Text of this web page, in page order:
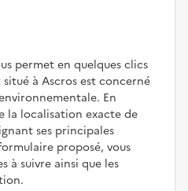
permet en quelques clics
à Ascros est concerné
En
la localisation exacte de
ses principales
proposé, vous
à suivre ainsi que les